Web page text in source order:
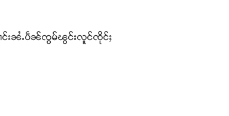
းၼႆႉပဵၼ်ၸွမ်ၽွင်းလူင်ၸိုင်ႈ